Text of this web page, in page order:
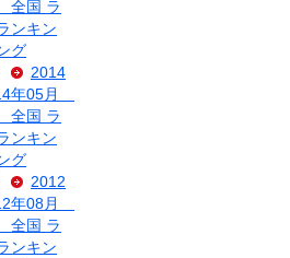
全国 ラ
ンキン
グ
2014
年05月
全国 ラ
ンキン
グ
2012
年08月
全国 ラ
ンキン